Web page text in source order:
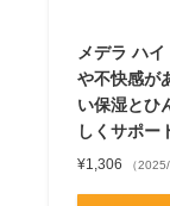
メデラ ハ
や不快感が
い保湿とひ
しくサポー
¥1,306 （